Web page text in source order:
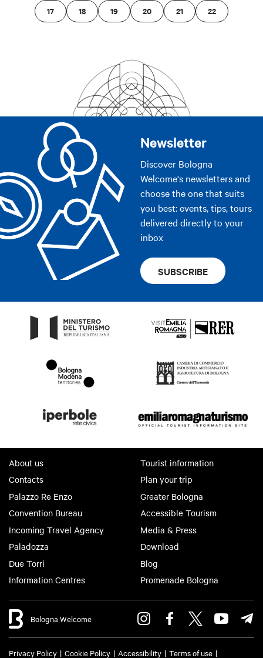
17
18 19 20 21 22
Newsletter
Discover Bologna
Welcome's newsletters and
choose the one that suits
you best: events, tips, tours
delivered directly to your
inbox
SUBSCRIBE
About us
Contacts
Palazzo Re Enzo
Convention Bureau
Incoming Travel Agency
Paladozza
Due Torri
Information Centres
Tourist information
Plan your trip
Greater Bologna
Accessible Tourism
Media & Press
Download
Blog
Promenade Bologna
Bologna Welcome
Privacy Policy Cookie Policy Accessibility Terms of use